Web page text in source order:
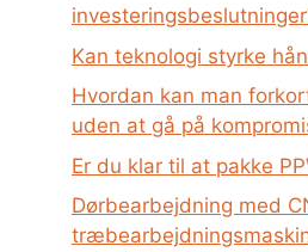
Kan teknologi styrke
Hvordan kan man
uden at gå på
Er du klar til at pakke
Dørbearbejdning med